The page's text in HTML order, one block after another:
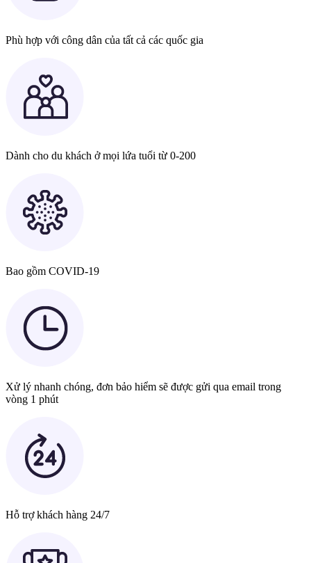
Phù hợp với công dân của tất cả các quốc gia
Dành cho du khách ở mọi lứa tuổi từ 0-200
Bao gồm COVID-19
Xử lý nhanh chóng, đơn bảo hiểm sẽ được gửi qua email trong
vòng 1 phút
Hỗ trợ khách hàng 24/7